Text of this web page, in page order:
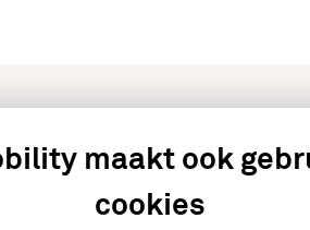
maakt ook
cookies